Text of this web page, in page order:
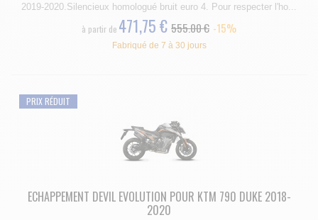
2019-2020.Silencieux homologué bruit euro 4. Pour respecter l'ho...
à partir de 471,75 € 555.00 € -15%
Fabriqué de 7 à 30 jours
PRIX RÉDUIT
ECHAPPEMENT DEVIL EVOLUTION POUR KTM 790 DUKE 2018-
2020